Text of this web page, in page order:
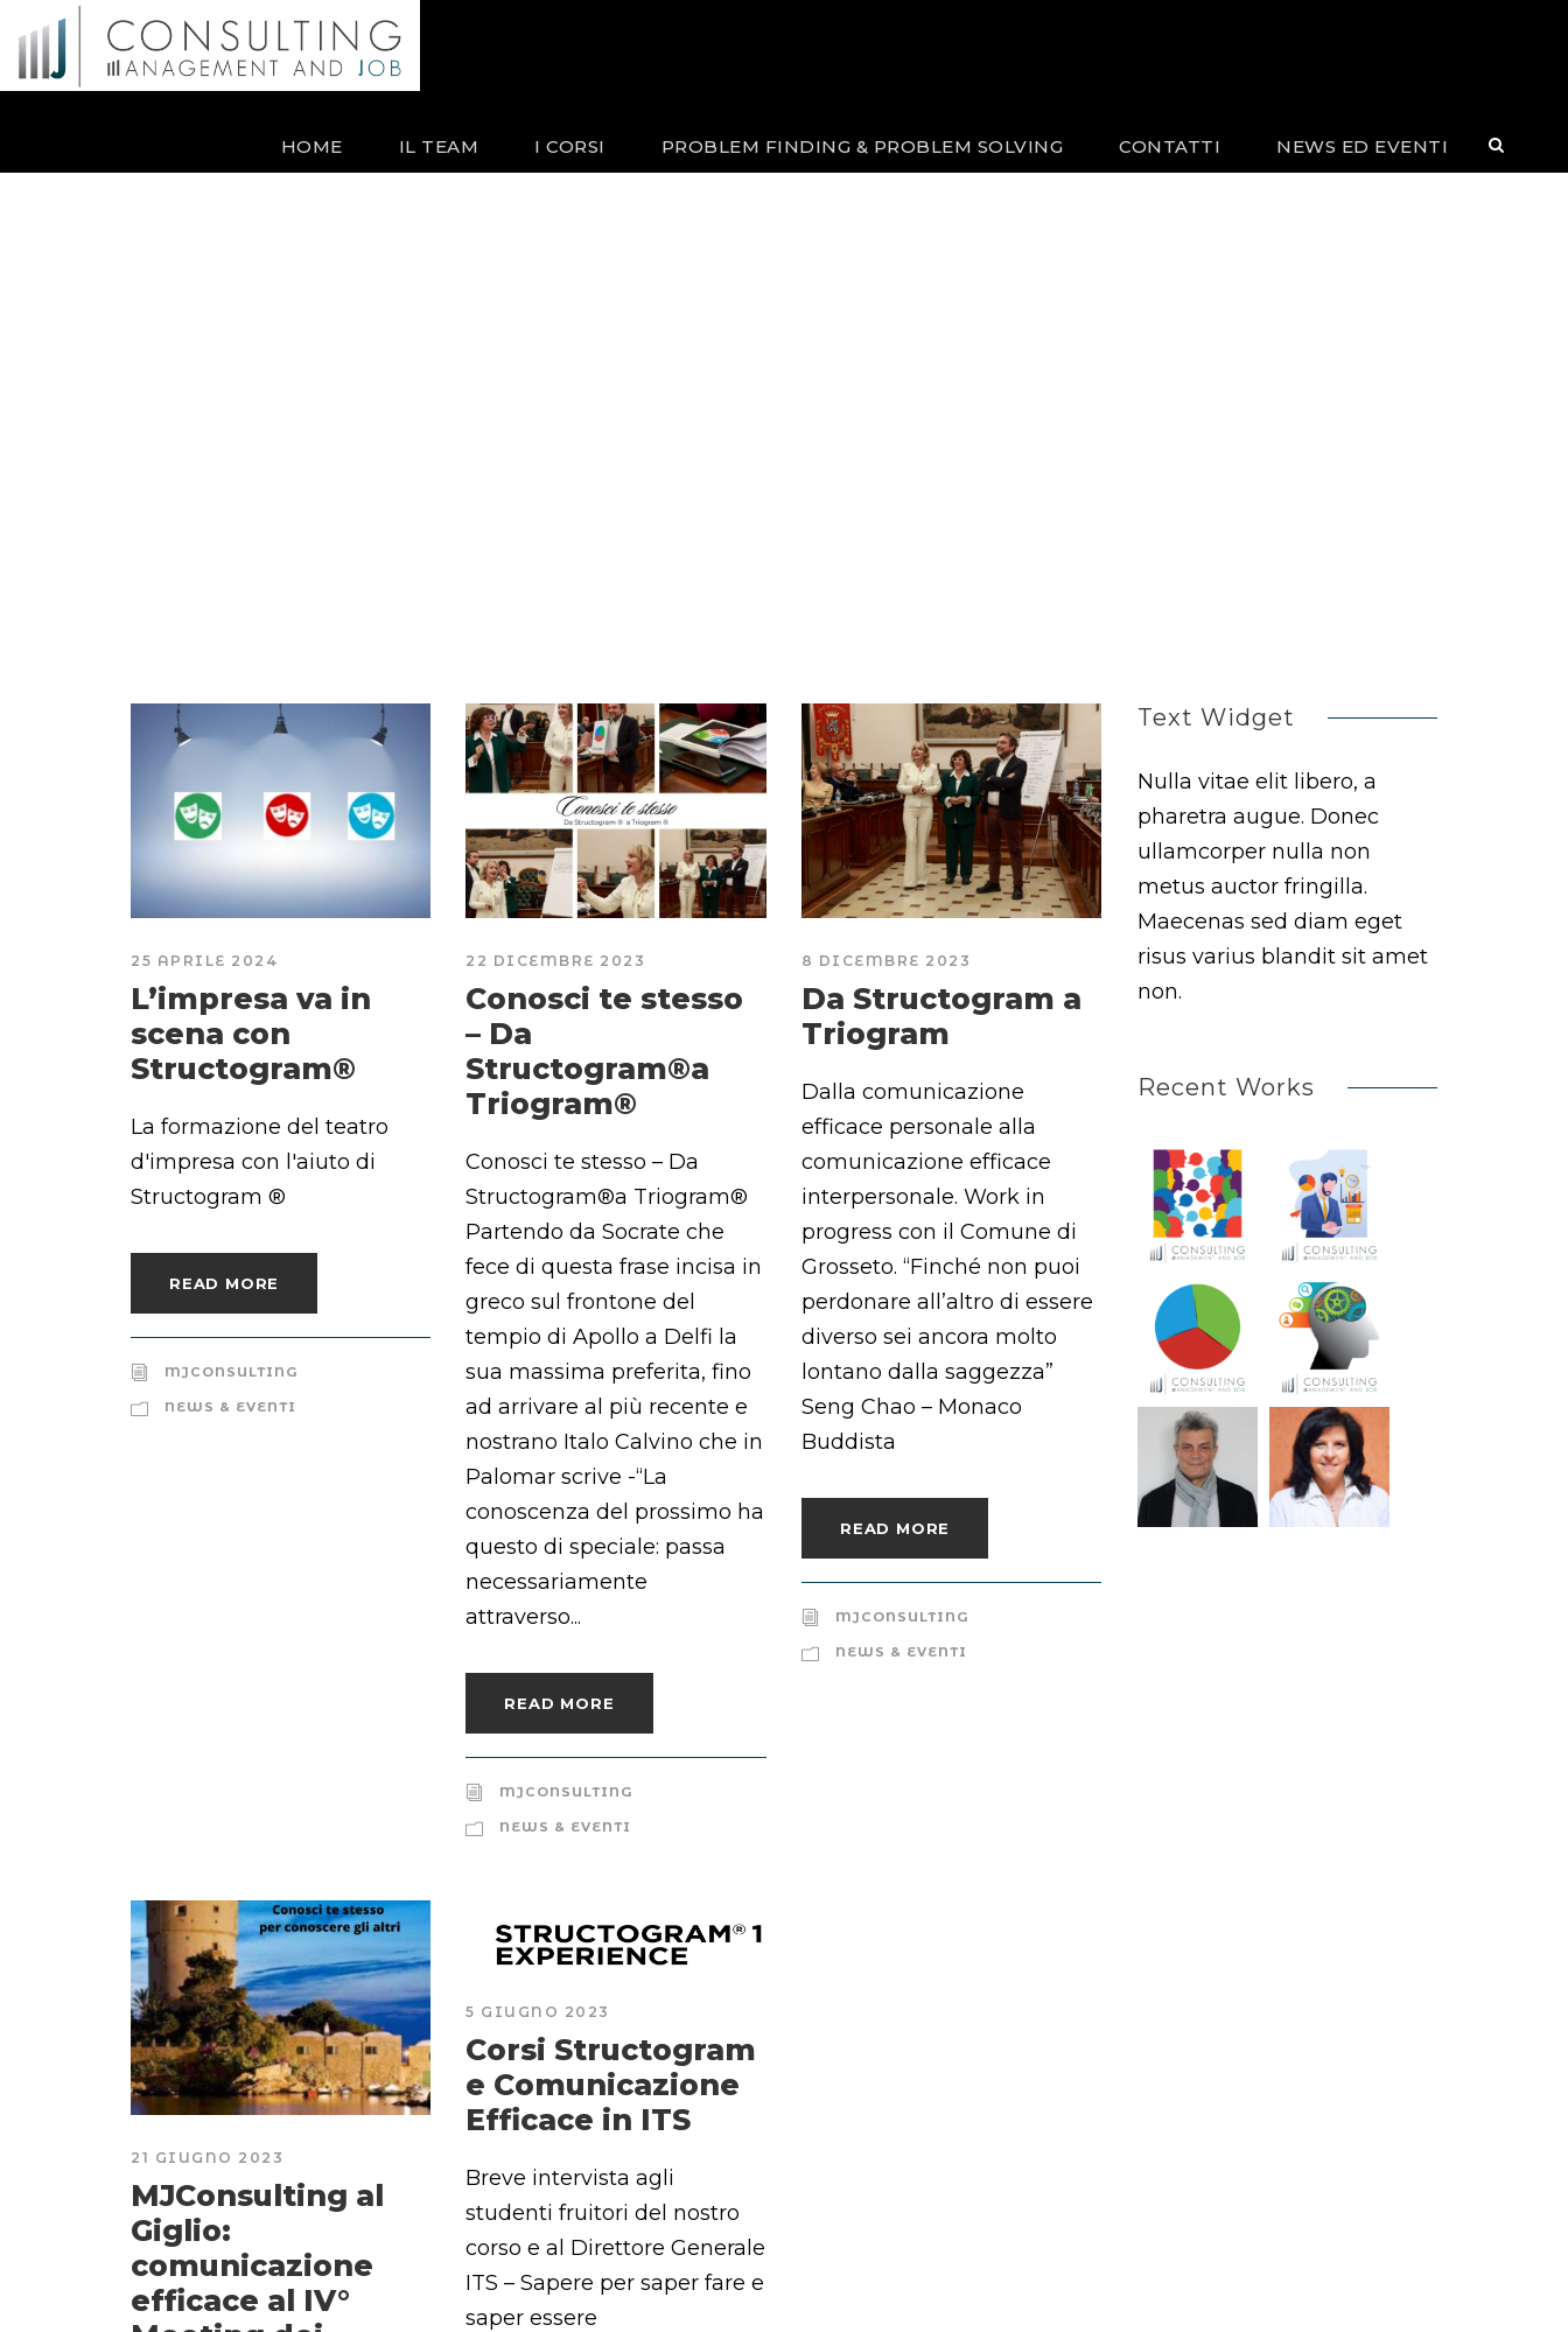
HOME IL TEAM I CORSI PROBLEM FINDING & PROBLEM SOLVING CONTATTI NEWS ED EVENTI
25 APRILE 2024
L’impresa va in
scena con
Structogram®
La formazione del teatro
d'impresa con l'aiuto di
Structogram ®
READ MORE
MJCONSULTING
NEWS & EVENTI
22 DICEMBRE 2023
Conosci te stesso
– Da
Structogram®a
Triogram®
Conosci te stesso – Da
Structogram®a Triogram®
Partendo da Socrate che
fece di questa frase incisa in
greco sul frontone del
tempio di Apollo a Delfi la
sua massima preferita, fino
ad arrivare al più recente e
nostrano Italo Calvino che in
Palomar scrive -“La
conoscenza del prossimo ha
questo di speciale: passa
necessariamente
attraverso...
READ MORE
MJCONSULTING
NEWS & EVENTI
8 DICEMBRE 2023
Da Structogram a
Triogram
Dalla comunicazione
efficace personale alla
comunicazione efficace
interpersonale. Work in
progress con il Comune di
Grosseto. “Finché non puoi
perdonare all’altro di essere
diverso sei ancora molto
lontano dalla saggezza”
Seng Chao – Monaco
Buddista
READ MORE
MJCONSULTING
NEWS & EVENTI
21 GIUGNO 2023
MJConsulting al
Giglio:
comunicazione
efficace al IV°
5 GIUGNO 2023
Corsi Structogram
e Comunicazione
Efficace in ITS
Breve intervista agli
studenti fruitori del nostro
corso e al Direttore Generale
ITS – Sapere per saper fare e
saper essere
Text Widget
Nulla vitae elit libero, a
pharetra augue. Donec
ullamcorper nulla non
metus auctor fringilla.
Maecenas sed diam eget
risus varius blandit sit amet
non.
Recent Works